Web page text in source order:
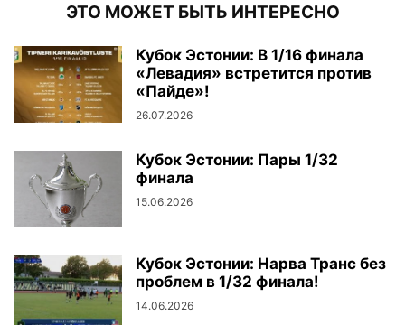
ЭТО МОЖЕТ БЫТЬ ИНТЕРЕСНО
Кубок Эстонии: В 1/16 финала
«Левадия» встретится против
«Пайде»!
26.07.2026
Кубок Эстонии: Пары 1/32
финала
15.06.2026
Кубок Эстонии: Нарва Транс без
проблем в 1/32 финала!
14.06.2026